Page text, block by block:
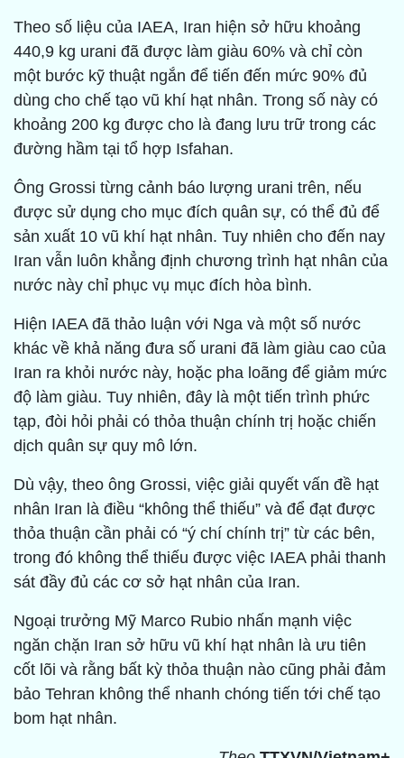
Theo số liệu của IAEA, Iran hiện sở hữu khoảng
440,9 kg urani đã được làm giàu 60% và chỉ còn
một bước kỹ thuật ngắn để tiến đến mức 90% đủ
dùng cho chế tạo vũ khí hạt nhân. Trong số này có
khoảng 200 kg được cho là đang lưu trữ trong các
đường hầm tại tổ hợp Isfahan.
Ông Grossi từng cảnh báo lượng urani trên, nếu
được sử dụng cho mục đích quân sự, có thể đủ để
sản xuất 10 vũ khí hạt nhân. Tuy nhiên cho đến nay
Iran vẫn luôn khẳng định chương trình hạt nhân của
nước này chỉ phục vụ mục đích hòa bình.
Hiện IAEA đã thảo luận với Nga và một số nước
khác về khả năng đưa số urani đã làm giàu cao của
Iran ra khỏi nước này, hoặc pha loãng để giảm mức
độ làm giàu. Tuy nhiên, đây là một tiến trình phức
tạp, đòi hỏi phải có thỏa thuận chính trị hoặc chiến
dịch quân sự quy mô lớn.
Dù vậy, theo ông Grossi, việc giải quyết vấn đề hạt
nhân Iran là điều “không thể thiếu” và để đạt được
thỏa thuận cần phải có “ý chí chính trị” từ các bên,
trong đó không thể thiếu được việc IAEA phải thanh
sát đầy đủ các cơ sở hạt nhân của Iran.
Ngoại trưởng Mỹ Marco Rubio nhấn mạnh việc
ngăn chặn Iran sở hữu vũ khí hạt nhân là ưu tiên
cốt lõi và rằng bất kỳ thỏa thuận nào cũng phải đảm
bảo Tehran không thể nhanh chóng tiến tới chế tạo
bom hạt nhân.